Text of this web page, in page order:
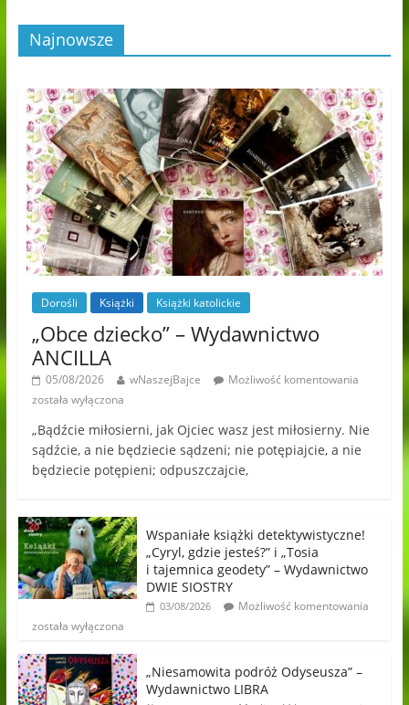
Najnowsze
Dorośli Książki Książki katolickie
„Obce dziecko” – Wydawnictwo
ANCILLA
05/08/2026 wNaszejBajce
Możliwość komentowania
została wyłączona
„Bądźcie miłosierni, jak Ojciec wasz jest miłosierny. Nie
sądźcie, a nie będziecie sądzeni; nie potępiajcie, a nie
będziecie potępieni; odpuszczajcie,
Wspaniałe książki detektywistyczne!
„Cyryl, gdzie jesteś?” i „Tosia
i tajemnica geodety” – Wydawnictwo
DWIE SIOSTRY
03/08/2026
Możliwość komentowania
została wyłączona
„Niesamowita podróż Odyseusza” –
Wydawnictwo LIBRA